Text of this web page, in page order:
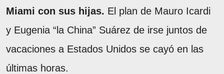
Miami con sus hijas. El plan de Mauro Icardi
y Eugenia “la China” Suárez de irse juntos de
vacaciones a Estados Unidos se cayó en las
últimas horas.